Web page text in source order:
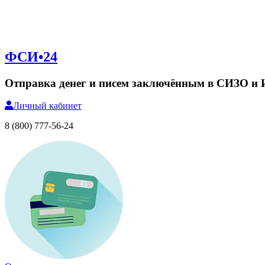
ФСИ•24
Отправка денег и писем заключённым в СИЗО и
Личный кабинет
8 (800) 777-56-24